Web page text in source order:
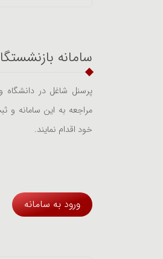
سامانه
پرسنل شاغل در دانشگاه
مراجعه به این سامانه
خود اقدام نمایند.
ورود به سامانه